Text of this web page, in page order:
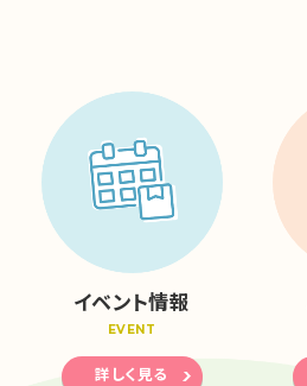
イベント情報
EVENT
詳しく見る